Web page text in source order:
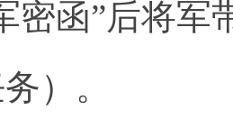
密函”后将军
）。